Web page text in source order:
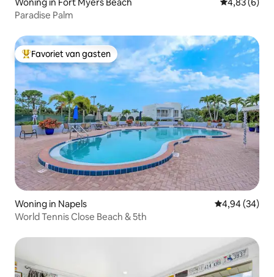
Paradise Palm
Topfavoriet van gasten
Favoriet van gasten
Woning in Napels Gemiddelde
4,94 (34)
World Tennis Close Beach & 5th